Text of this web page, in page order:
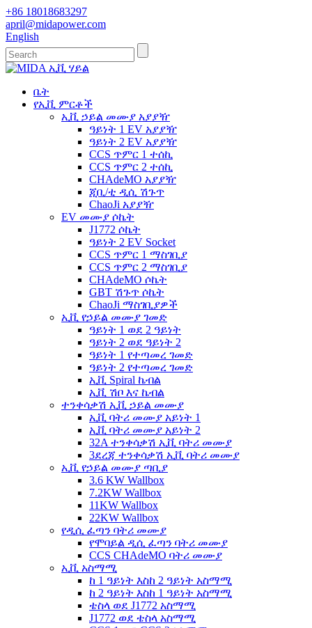
+86 18018683297
april@midapower.com
English
ቤት
የኢቪ ምርቶች
ኢቪ ኃይል መሙያ አያያዥ
ዓይነት 1 EV አያያዥ
ዓይነት 2 EV አያያዥ
CCS ጥምር 1 ተሰኪ
CCS ጥምር 2 ተሰኪ
CHAdeMO አያያዥ
ጂቢ/ቲ ዲሲ ሽጉጥ
ChaoJi አያያዥ
EV መሙያ ሶኬት
J1772 ሶኬት
ዓይነት 2 EV Socket
CCS ጥምር 1 ማስገቢያ
CCS ጥምር 2 ማስገቢያ
CHAdeMO ሶኬት
GBT ሽጉጥ ሶኬት
ChaoJi ማስገቢያዎች
ኢቪ የኃይል መሙያ ገመድ
ዓይነት 1 ወደ 2 ዓይነት
ዓይነት 2 ወደ ዓይነት 2
ዓይነት 1 የተጣመረ ገመድ
ዓይነት 2 የተጣመረ ገመድ
ኢቪ Spiral ኬብል
ኢቪ ሽቦ እና ኬብል
ተንቀሳቃሽ ኢቪ ኃይል መሙያ
ኢቪ ባትሪ መሙያ አይነት 1
ኢቪ ባትሪ መሙያ አይነት 2
32A ተንቀሳቃሽ ኢቪ ባትሪ መሙያ
3ደረጃ ተንቀሳቃሽ ኢቪ ባትሪ መሙያ
ኢቪ የኃይል መሙያ ጣቢያ
3.6 KW Wallbox
7.2KW Wallbox
11KW Wallbox
22KW Wallbox
የዲሲ ፈጣን ባትሪ መሙያ
የሞባይል ዲሲ ፈጣን ባትሪ መሙያ
CCS CHAdeMO ባትሪ መሙያ
ኢቪ አስማሚ
ከ 1 ዓይነት እስከ 2 ዓይነት አስማሚ
ከ 2 ዓይነት እስከ 1 ዓይነት አስማሚ
ቴስላ ወደ J1772 አስማሚ
J1772 ወደ ቴስላ አስማሚ